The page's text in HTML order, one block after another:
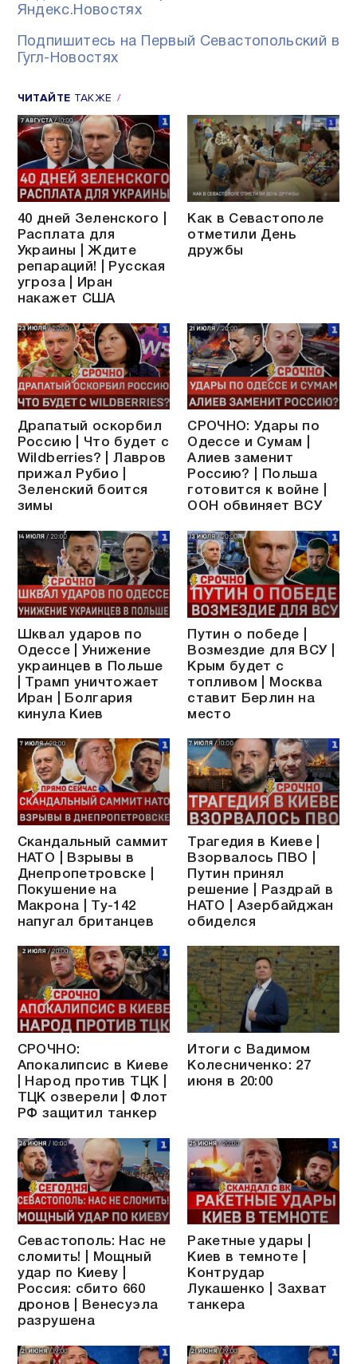
Яндекс.Новостях
Подпишитесь на Первый Севастопольский в
Гугл-Новостях
ЧИТАЙТЕ ТАКЖЕ
40 дней Зеленского |
Расплата для
Украины | Ждите
репараций! | Русская
угроза | Иран
накажет США
Как в Севастополе
отметили День
дружбы
Драпатый оскорбил
Россию | Что будет с
Wildberries? | Лавров
прижал Рубио |
Зеленский боится
зимы
СРОЧНО: Удары по
Одессе и Сумам |
Алиев заменит
Россию? | Польша
готовится к войне |
ООН обвиняет ВСУ
Шквал ударов по
Одессе | Унижение
украинцев в Польше
| Трамп уничтожает
Иран | Болгария
кинула Киев
Путин о победе |
Возмездие для ВСУ |
Крым будет с
топливом | Москва
ставит Берлин на
место
Скандальный саммит
НАТО | Взрывы в
Днепропетровске |
Покушение на
Макрона | Ту-142
напугал британцев
Трагедия в Киеве |
Взорвалось ПВО |
Путин принял
решение | Раздрай в
НАТО | Азербайджан
обиделся
СРОЧНО:
Апокалипсис в Киеве
| Народ против ТЦК |
ТЦК озверели | Флот
РФ защитил танкер
Итоги с Вадимом
Колесниченко: 27
июня в 20:00
Севастополь: Нас не
сломить! | Мощный
удар по Киеву |
Россия: сбито 660
дронов | Венесуэла
разрушена
Ракетные удары |
Киев в темноте |
Контрудар
Лукашенко | Захват
танкера